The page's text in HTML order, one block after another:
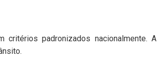
padronizados nacionalmente. A